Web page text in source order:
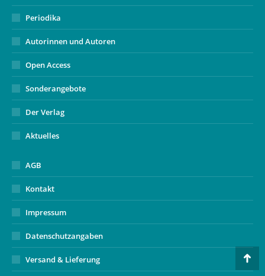
Periodika
Autorinnen und Autoren
Open Access
Sonderangebote
Der Verlag
Aktuelles
AGB
Kontakt
Impressum
Datenschutzangaben
Versand & Lieferung
Go